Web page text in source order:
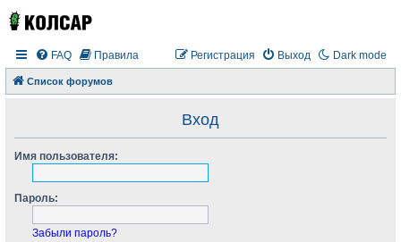
Dark mode
FAQ Правила Выход
Регистрация
Список форумов
Вход
Имя пользователя:
Пароль:
Забыли пароль?